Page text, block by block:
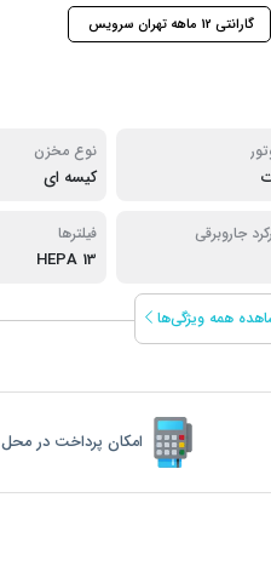
گارانتی 12 ماهه تهران سرویس
نوع مخزن
کیسه ای
جاروبرقی فیلترها
HEPA 13
همه ویژگی‌ها
امکان پرداخت در محل